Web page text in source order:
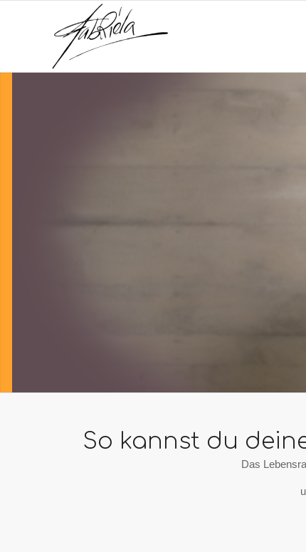
So kannst du
Das